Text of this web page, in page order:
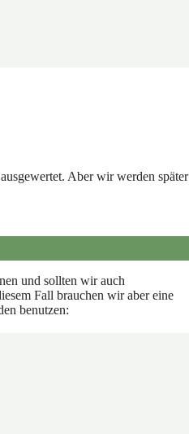
Aber wir werden später
und sollten wir auch
Fall brauchen wir aber eine
benutzen: